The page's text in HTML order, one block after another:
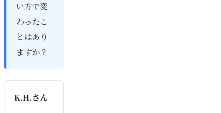
い方で変
わったこ
とはあり
ますか？
K.H.さん